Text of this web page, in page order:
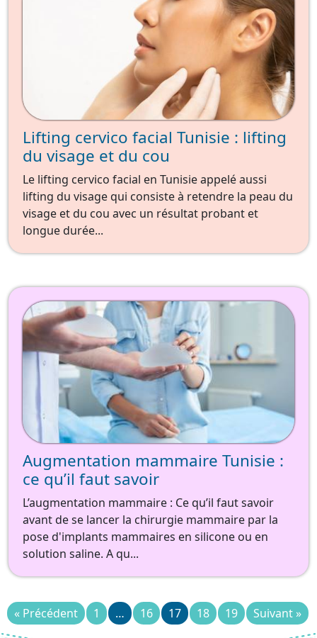
Lifting cervico facial Tunisie : lifting
du visage et du cou
Le lifting cervico facial en Tunisie appelé aussi
lifting du visage qui consiste à retendre la peau du
visage et du cou avec un résultat probant et
longue durée...
Augmentation mammaire Tunisie :
ce qu’il faut savoir
L’augmentation mammaire : Ce qu’il faut savoir
avant de se lancer la chirurgie mammaire par la
pose d'implants mammaires en silicone ou en
solution saline. A qu...
« Précédent 1 … 16 17 18 19 Suivant »